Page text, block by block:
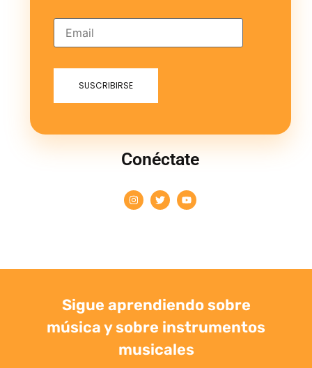
Conéctate
Sigue aprendiendo sobre
música y sobre instrumentos
musicales